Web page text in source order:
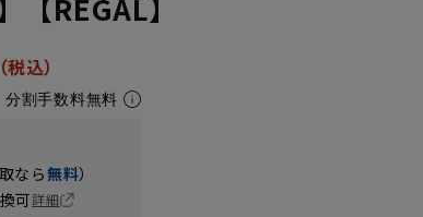
分割手数料無料
なら無料）
可詳細